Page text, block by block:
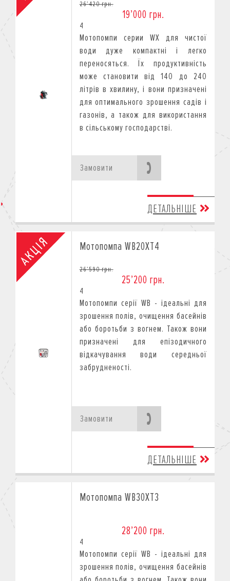
26’420 грн.
19’000 грн.
4
Mотопомпи cерии WX для чистої
води дуже компактні і легко
переносяться. Їх продуктивність
може становити від 140 до 240
літрів в хвилину, і вони призначені
для оптимального зрошення садів і
газонів, а також для використання
в сільському господарстві.
Замовити
ДЕТАЛЬНІШЕ
Мотопомпа WB20XT4
26’590 грн.
25’200 грн.
4
Мотопомпи серії WB - ідеальні для
зрошення полів, очищення басейнів
або боротьби з вогнем. Також вони
призначені для епізодичного
відкачування води середньої
забрудненості.
Замовити
ДЕТАЛЬНІШЕ
Мотопомпа WB30XT3
28’200 грн.
4
Мотопомпи серії WB - ідеальні для
зрошення полів, очищення басейнів